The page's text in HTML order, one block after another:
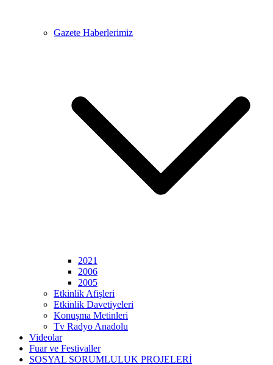
Gazete Haberlerimiz
2021
2006
2005
Etkinlik Afişleri
Etkinlik Davetiyeleri
Konuşma Metinleri
Tv Radyo Anadolu
Videolar
Fuar ve Festivaller
SOSYAL SORUMLULUK PROJELERİ